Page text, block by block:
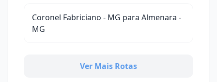
Coronel Fabriciano - MG para Almenara -
MG
Ver Mais Rotas